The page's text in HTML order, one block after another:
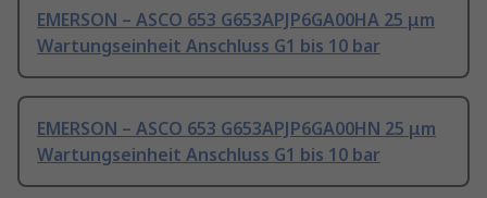
EMERSON – ASCO 653 G653APJP6GA00HA 25 μm
Wartungseinheit Anschluss G1 bis 10 bar
EMERSON – ASCO 653 G653APJP6GA00HN 25 μm
Wartungseinheit Anschluss G1 bis 10 bar